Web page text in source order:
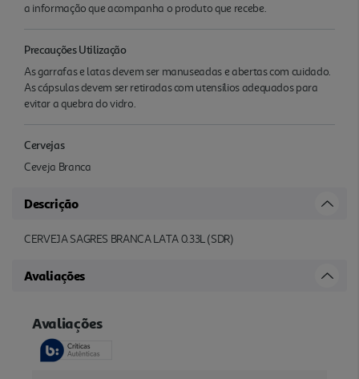
a informação que acompanha o produto que recebe.
Precauções Utilização
As garrafas e latas devem ser manuseadas e abertas com cuidado.
As cápsulas devem ser retiradas com utensílios adequados para
evitar a quebra do vidro.
Cervejas
Ceveja Branca
Descrição
CERVEJA SAGRES BRANCA LATA 0.33L (SDR)
Avaliações